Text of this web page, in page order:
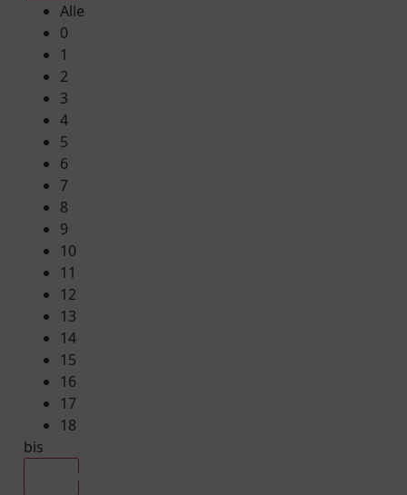
Alle
0
1
2
3
4
5
6
7
8
9
10
11
12
13
14
15
16
17
18
bis